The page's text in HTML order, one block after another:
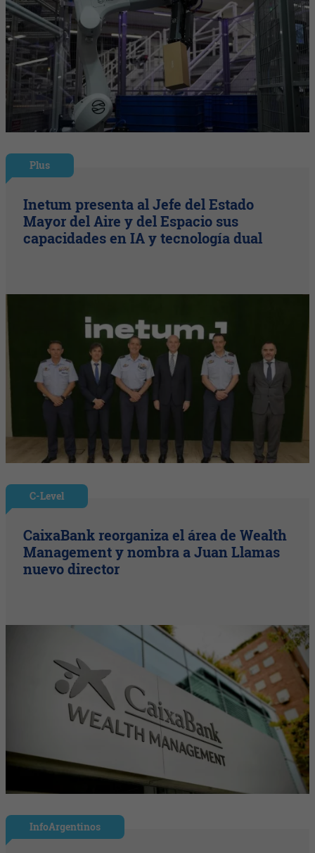
Plus
Inetum presenta al Jefe del Estado
Mayor del Aire y del Espacio sus
capacidades en IA y tecnología dual
C-Level
CaixaBank reorganiza el área de Wealth
Management y nombra a Juan Llamas
nuevo director
InfoArgentinos